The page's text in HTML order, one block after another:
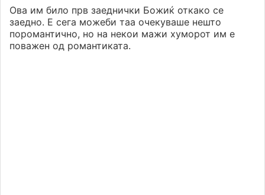
Ова им било прв заеднички Божиќ откако се
заедно. Е сега можеби таа очекуваше нешто
поромантично, но на некои мажи хуморот им е
поважен од романтиката.